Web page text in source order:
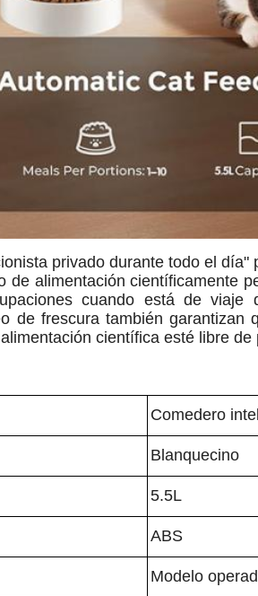
privado durante todo el
alimentación científicamente
cuando está de
de frescura también
científica esté libre
Comedero
Blanquecino
5.5L
ABS
Modelo